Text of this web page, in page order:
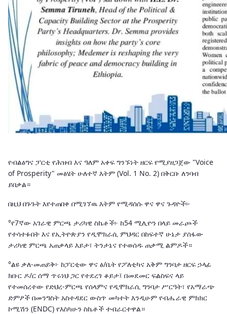
የብልፅግና ፓርቲ የሕዝብ እና ዓለም አቀፍ ግንኙነት ዘርፍ የሚያዘጋጀው "Voice
of Prosperity" መፅሄት ሁለተኛ እትም (Vol. 1 No. 2) በቅርቡ ለንባብ
ይበቃል።
በዚህ በጉጉት እየተጠበቀ በሚገኘዉ እትም የሚዳሰሱ ዋና ዋና ጉዳዮች፡-
°የ7ኛው አገራዊ ምርጫ ታሪካዊ ስኬቶች፦ ከ54 ሚሊዮን በላይ መራጮች
የተሳተፉበት እና የኢትዮጵያን የዲሞክራሲ ምህዳር በከፍተኛ ሁኔታ ያሰፋው
ታሪካዊ ምርጫ አጠቃላይ እይታ፣ ትንታኔና የተወሰዱ ጠቃሚ ልምዶች።
°ልዩ ቃለ-መጠይቅ፦ ከፓርቲው ዋና ፅ/ቤት የፖለቲካና አቅም ግንባታ ዘርፍ ኃላፊ
ክቡር ዶ/ር ሰማ ጥሩነህ ጋር የተደረገ ቆይታ፤ በመደመር ፍልስፍና ላይ
የተመሰረተው የድህረ-ምርጫ የሰላምና የዲሞክራሲ ግንባታ ሥርዓት፣ የአማራጭ
ድምፆች በመንግስት አስተዳደር ውስጥ መካተት እንዲሁም የብሔራዊ ምክክር
ኮሚሽን (ENDC) የእስካሁን ስኬቶች ተብራርተዋል።